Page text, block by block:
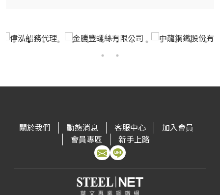
關於我們 動態消息 客服中心
加入會員
會員專區
新手上路